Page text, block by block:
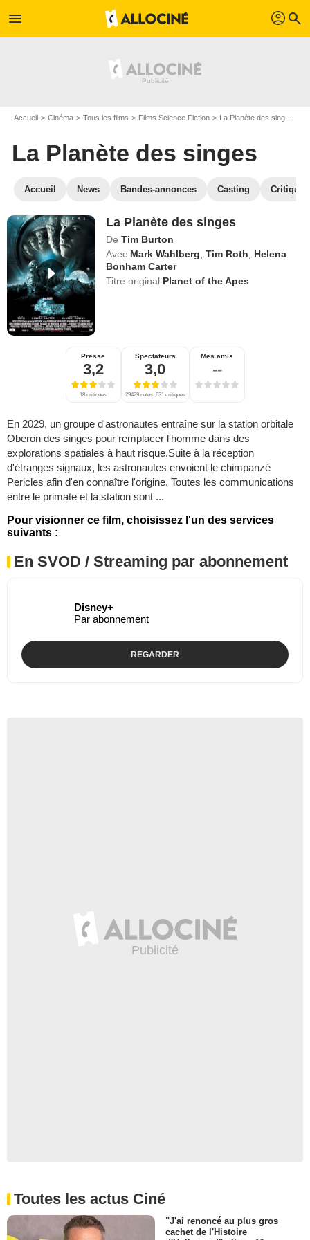
menu profil search
Accueil Cinéma Tous les films Films Science Fiction La Planète des singes
La Planète des singes
Accueil News Bandes-annonces Casting
La Planète des singes
De Tim Burton
Avec Mark Wahlberg ,Tim Roth
Helena
Bonham Carter
Titre original Planet of the Apes
Presse
3,2
18 critiques
Spectateurs
3,0
29429 notes, 631 critiques
Mes amis
--
En 2029, un groupe d'astronautes entraîne sur la station orbitale
Oberon des singes pour remplacer l'homme dans des
explorations spatiales à haut risque.Suite à la réception
d'étranges signaux, les astronautes envoient le chimpanzé
Pericles afin d'en connaître l'origine. Toutes les communications
entre le primate et la station sont ...
Pour visionner ce film, choisissez l'un des services
suivants :
En SVOD / Streaming par abonnement
Disney+
Par abonnement
REGARDER
Toutes les actus Ciné
"J'ai renoncé au plus gros
cachet de l'Histoire